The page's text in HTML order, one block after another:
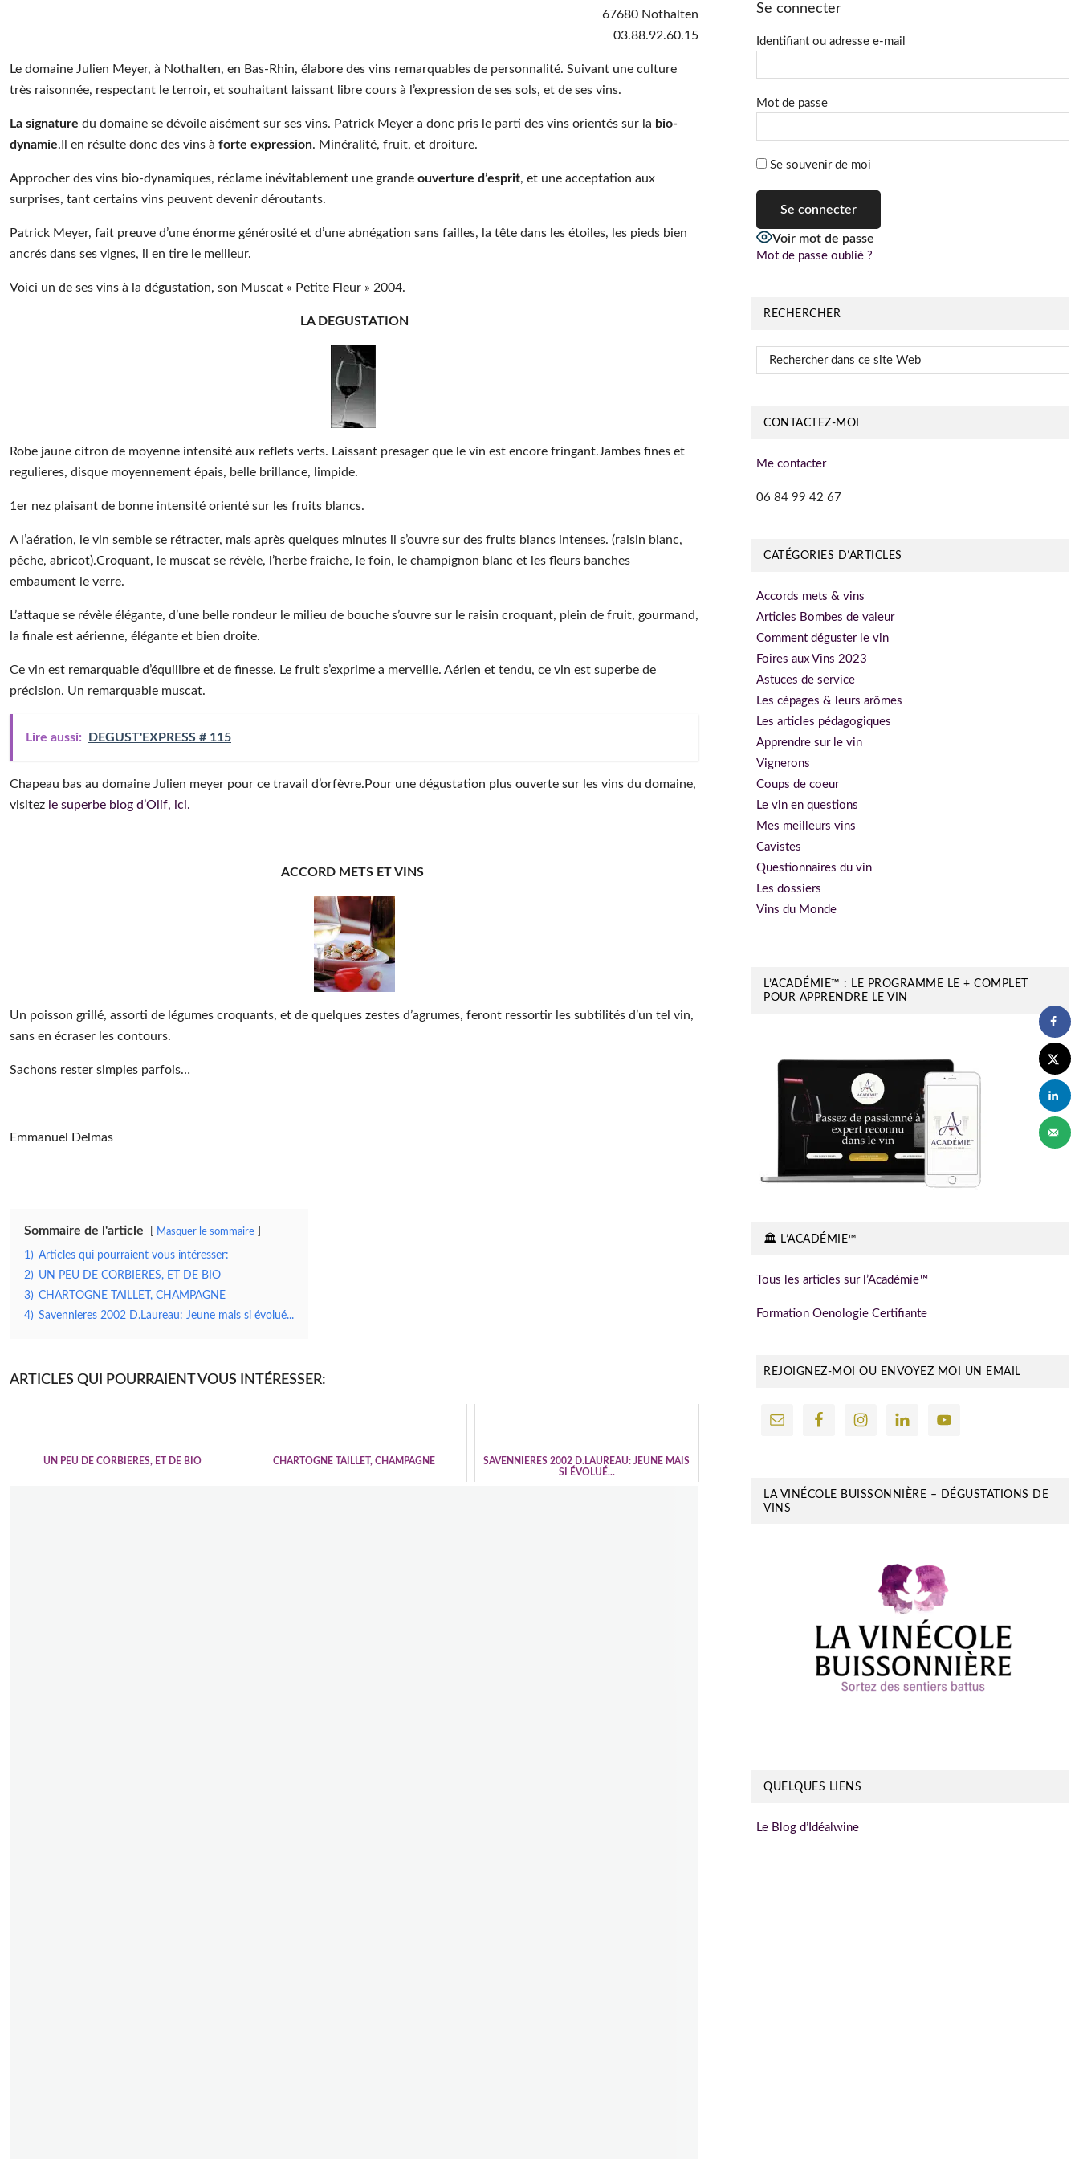
67680 Nothalten
03.88.92.60.15
Le domaine Julien Meyer, à Nothalten, en Bas-Rhin, élabore des vins remarquables de personnalité. Suivant une culture
très raisonnée, respectant le terroir, et souhaitant laissant libre cours à l’expression de ses sols, et de ses vins.
La signature du domaine se dévoile aisément sur ses vins. Patrick Meyer a donc pris le parti des vins orientés sur la bio-
dynamie.Il en résulte donc des vins à forte expression. Minéralité, fruit, et droiture.
Approcher des vins bio-dynamiques, réclame inévitablement une grande ouverture d’esprit, et une acceptation aux
surprises, tant certains vins peuvent devenir déroutants.
Patrick Meyer, fait preuve d’une énorme générosité et d’une abnégation sans failles, la tête dans les étoiles, les pieds bien
ancrés dans ses vignes, il en tire le meilleur.
Voici un de ses vins à la dégustation, son Muscat « Petite Fleur » 2004.
LA DEGUSTATION
Robe jaune citron de moyenne intensité aux reflets verts. Laissant presager que le vin est encore fringant.Jambes fines et
regulieres, disque moyennement épais, belle brillance, limpide.
1er nez plaisant de bonne intensité orienté sur les fruits blancs.
A l’aération, le vin semble se rétracter, mais après quelques minutes il s’ouvre sur des fruits blancs intenses. (raisin blanc,
pêche, abricot).Croquant, le muscat se révèle, l’herbe fraiche, le foin, le champignon blanc et les fleurs banches
embaument le verre.
L’attaque se révèle élégante, d’une belle rondeur le milieu de bouche s’ouvre sur le raisin croquant, plein de fruit, gourmand,
la finale est aérienne, élégante et bien droite.
Ce vin est remarquable d’équilibre et de finesse. Le fruit s’exprime a merveille. Aérien et tendu, ce vin est superbe de
précision. Un remarquable muscat.
Lire aussi: DEGUST'EXPRESS # 115
Chapeau bas au domaine Julien meyer pour ce travail d’orfèvre.Pour une dégustation plus ouverte sur les vins du domaine,
visitez le superbe blog d’Olif, ici.
ACCORD METS ET VINS
Un poisson grillé, assorti de légumes croquants, et de quelques zestes d’agrumes, feront ressortir les subtilités d’un tel vin,
sans en écraser les contours.
Sachons rester simples parfois…
Emmanuel Delmas
Sommaire de l'article Masquer le sommaire
1) Articles qui pourraient vous intéresser:
2) UN PEU DE CORBIERES, ET DE BIO
3) CHARTOGNE TAILLET, CHAMPAGNE
4) Savennieres 2002 D.Laureau: Jeune mais si évolué...
ARTICLES QUI POURRAIENT VOUS INTÉRESSER:
UN PEU DE CORBIERES, ET DE BIO CHARTOGNE TAILLET, CHAMPAGNE
SAVENNIERES 2002 D.LAUREAU: JEUNE MAIS
SI ÉVOLUÉ...
Se connecter
Identifiant ou adresse e-mail
Mot de passe
Se souvenir de moi
Voir mot de passe
Mot de passe oublié ?
RECHERCHER
Rechercher
dans
Web
CONTACTEZ-MOI
Me contacter
06 84 99 42 67
CATÉGORIES D’ARTICLES
Accords mets & vins
Articles Bombes de valeur
Comment déguster le vin
Foires aux Vins 2023
Astuces de service
Les cépages & leurs arômes
Les articles pédagogiques
Apprendre sur le vin
Vignerons
Coups de coeur
Le vin en questions
Mes meilleurs vins
Cavistes
Questionnaires du vin
Les dossiers
Vins du Monde
L’ACADÉMIE™ : LE PROGRAMME LE + COMPLET
POUR APPRENDRE LE VIN
🏛️ L’ACADÉMIE™
Tous les articles sur l’Académie™
Formation Oenologie Certifiante
REJOIGNEZ-MOI OU ENVOYEZ MOI UN EMAIL
LA VINÉCOLE BUISSONNIÈRE – DÉGUSTATIONS DE
VINS
QUELQUES LIENS
Le Blog d’Idéalwine